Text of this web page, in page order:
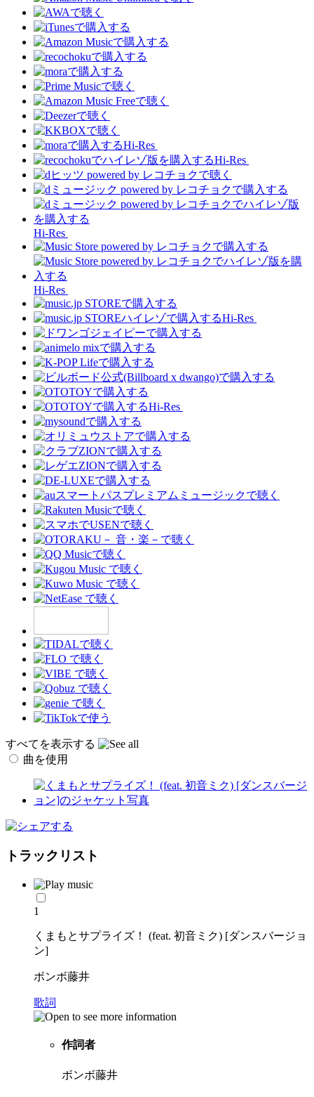
Hi-Res
Hi-Res
Hi-Res
Hi-Res
Hi-Res
Hi-Res
すべてを表示する
曲を使用
トラックリスト
1
くまもとサプライズ！ (feat. 初音ミク) [ダンスバージョ
ン]
ボンボ藤井
歌詞
作詞者
ボンボ藤井